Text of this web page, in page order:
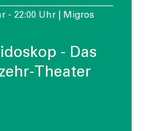
- 22:00 Uhr | Migros
- Das
Theater